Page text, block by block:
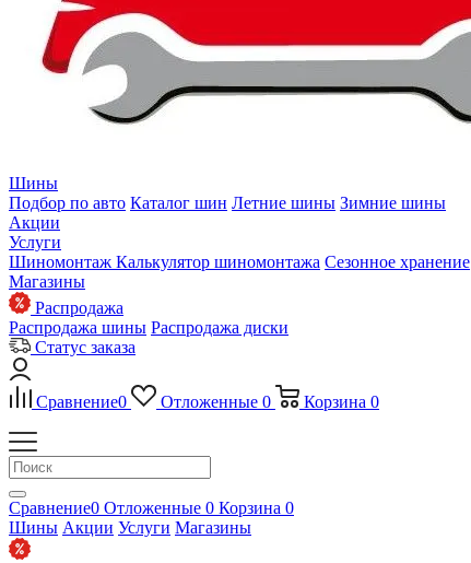
Шины
Подбор по авто Каталог шин Летние шины Зимние шины
Акции
Услуги
Шиномонтаж Калькулятор шиномонтажа Сезонное хранение
Магазины
Распродажа
Распродажа шины Распродажа диски
Статус заказа
Сравнение0 Отложенные 0 Корзина 0
Сравнение0 Отложенные 0 Корзина 0
Шины Акции Услуги Магазины